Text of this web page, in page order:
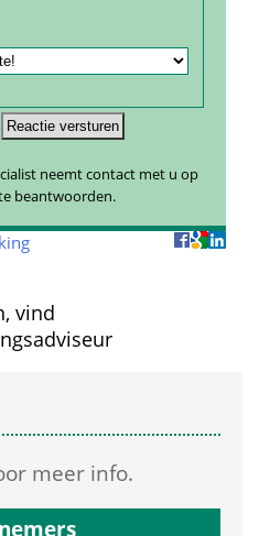
neemt contact met u op
beantwoorden.
vind
meer info.